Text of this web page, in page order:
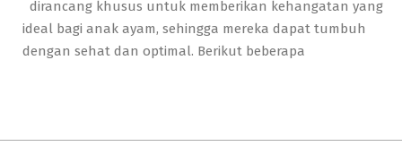
dirancang khusus untuk memberikan kehangatan yang
ideal bagi anak ayam, sehingga mereka dapat tumbuh
dengan sehat dan optimal. Berikut beberapa